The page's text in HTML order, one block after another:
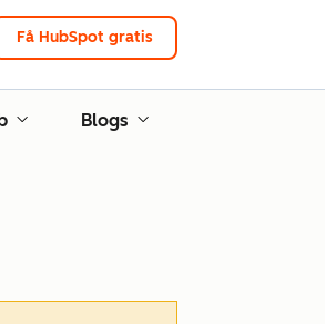
Få HubSpot gratis
Blogs